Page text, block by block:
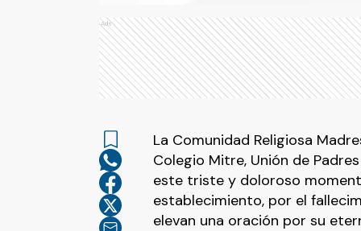
Ads
La Comunidad Religiosa
Colegio Mitre, Unión de
este triste y doloroso
establecimiento, por el
elevan una oración por su